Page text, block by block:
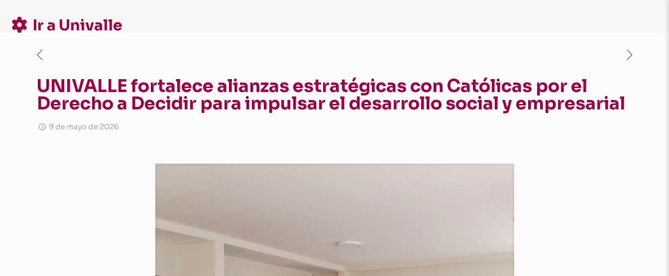
Ir a Univalle
UNIVALLE fortalece alianzas estratégicas con Católicas por el
Derecho a Decidir para impulsar el desarrollo social y empresarial
9 de mayo de 2026